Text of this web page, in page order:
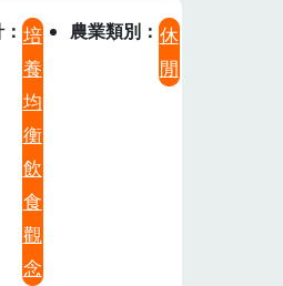
培
養
均
衡
飲
食
觀
念
農業類別
休
閒